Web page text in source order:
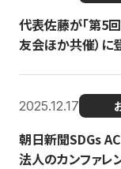
代表佐藤が「第5
友会ほか共催）に
2025.12.17
朝日新聞SDGs
法人のカンファレ